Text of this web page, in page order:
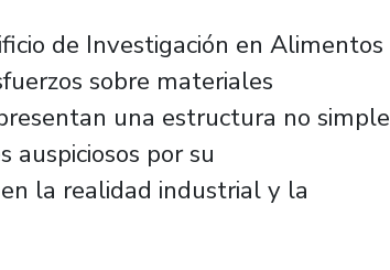
de Investigación en Alimentos
sobre materiales
una estructura no simple
por su
la realidad industrial y la